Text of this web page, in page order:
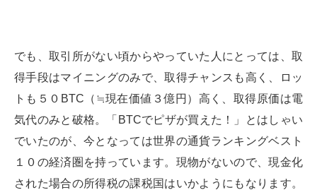
でも、取引所がない頃からやっていた人にとっては、取
得手段はマイニングのみで、取得チャンスも高く、ロッ
トも５０BTC（≒現在価値３億円）高く、取得原価は電
気代のみと破格。「BTCでピザが買えた！」とはしゃい
でいたのが、今となっては世界の通貨ランキングベスト
１０の経済圏を持っています。現物がないので、現金化
された場合の所得税の課税国はいかようにもなります。